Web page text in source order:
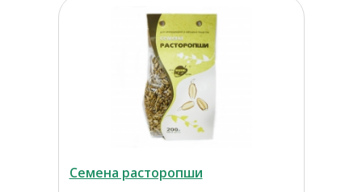
Семена расторопши